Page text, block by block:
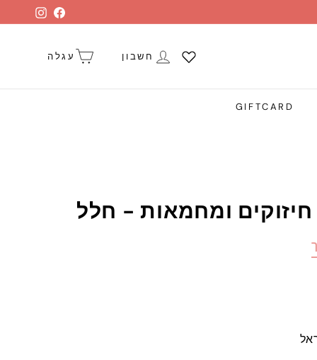
Facebook
חשבון עגלה
GIFTCARD
ומחמאות - חלל